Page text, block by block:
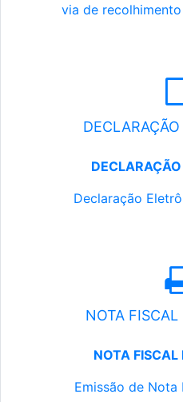
via de recolhimento
Declaração
NOTA
NOTA
Emissão de Nota